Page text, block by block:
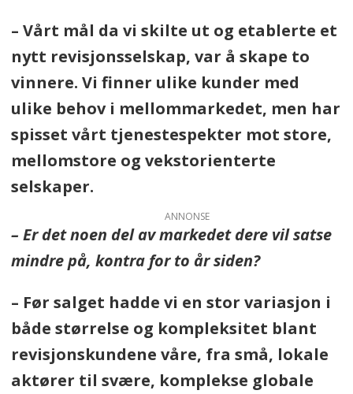
– Vårt mål da vi skilte ut og etablerte et
nytt revisjonsselskap, var å skape to
vinnere. Vi finner ulike kunder med
ulike behov i mellommarkedet, men har
spisset vårt tjenestespekter mot store,
mellomstore og vekstorienterte
selskaper.
ANNONSE
– Er det noen del av markedet dere vil satse
mindre på, kontra for to år siden?
– Før salget hadde vi en stor variasjon i
både størrelse og kompleksitet blant
revisjonskundene våre, fra små, lokale
aktører til svære, komplekse globale